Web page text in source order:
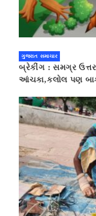
ગુજરાત સમાચાર
બ્રેકીંગ : સમગ્ર
આંચકા,કલોલ પણ